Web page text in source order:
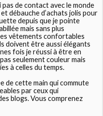
pas de contact avec le monde
débauche d’achats jolis pour
depuis que je pointe
mais sans plus
vêtements confortables
doivent être aussi élégants
fois je réussi à être en
seulement couleur mais
à celles du temps.
de cette main qui commute
par ceux qui
blogs. Vous comprenez